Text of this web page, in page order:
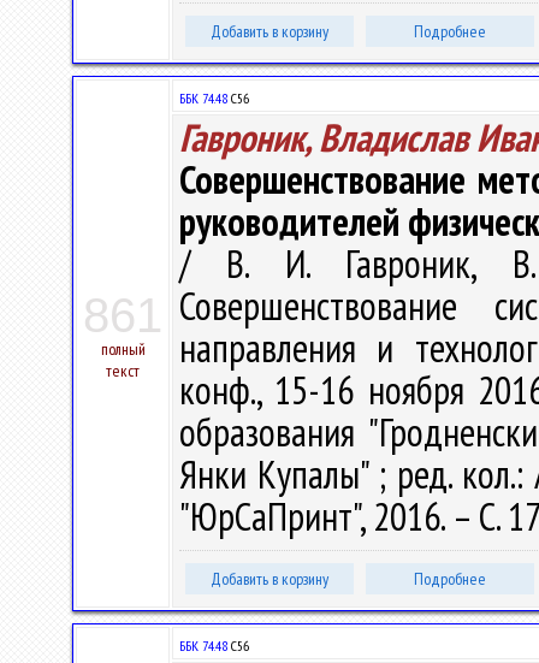
Добавить в корзину Подробнее
861
полный
текст
ББК 74.48 С56
Гавроник, Владислав
Совершенствование
руководителей
/ В. И. Гавроник,
Совершенствование
направления и
конф., 15-16 ноября
образования
Янки Купалы" ; ред.
"ЮрСаПринт", 2016. – С.
Добавить в корзину Подробнее
ББК 74.48 С56